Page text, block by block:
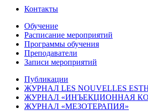
Контакты
Обучение
Расписание мероприятий
Программы обучения
Преподаватели
Записи мероприятий
Публикации
ЖУРНАЛ LES NOUVELLES
ЖУРНАЛ «ИНЪЕКЦИОННАЯ
ЖУРНАЛ «МЕЗОТЕРАПИЯ»